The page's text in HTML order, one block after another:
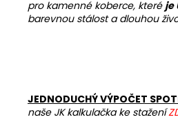
pro kamenné koberce, které je
barevnou stálost a dlouhou
JEDNODUCHÝ VÝPOČET
naše JK kalkulačka ke stažení